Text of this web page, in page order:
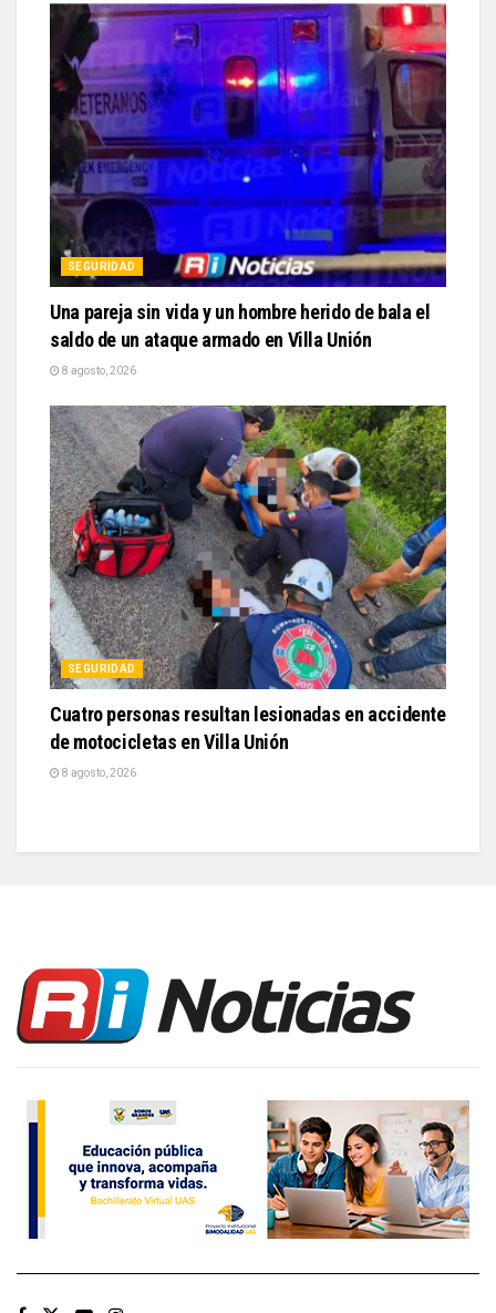
SEGURIDAD
Una pareja sin vida y un hombre herido de bala el
saldo de un ataque armado en Villa Unión
8 agosto, 2026
SEGURIDAD
Cuatro personas resultan lesionadas en accidente
de motocicletas en Villa Unión
8 agosto, 2026